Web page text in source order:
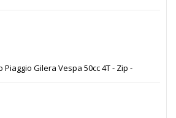
Gilera Vespa 50cc 4T - Zip -